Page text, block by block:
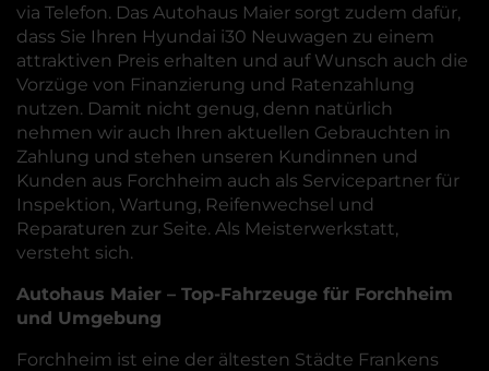
via Telefon. Das Autohaus Maier sorgt zudem dafür,
dass Sie Ihren Hyundai i30 Neuwagen zu einem
attraktiven Preis erhalten und auf Wunsch auch die
Vorzüge von Finanzierung und Ratenzahlung
nutzen. Damit nicht genug, denn natürlich
nehmen wir auch Ihren aktuellen Gebrauchten in
Zahlung und stehen unseren Kundinnen und
Kunden aus Forchheim auch als Servicepartner für
Inspektion, Wartung, Reifenwechsel und
Reparaturen zur Seite. Als Meisterwerkstatt,
versteht sich.
Autohaus Maier – Top-Fahrzeuge für Forchheim
und Umgebung
Forchheim ist eine der ältesten Städte Frankens